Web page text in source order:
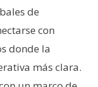
de
con
donde la
más clara.